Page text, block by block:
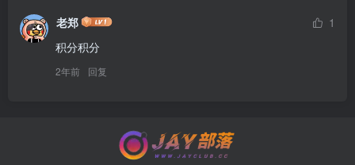
老郑
1
积分积分
2年前 回复